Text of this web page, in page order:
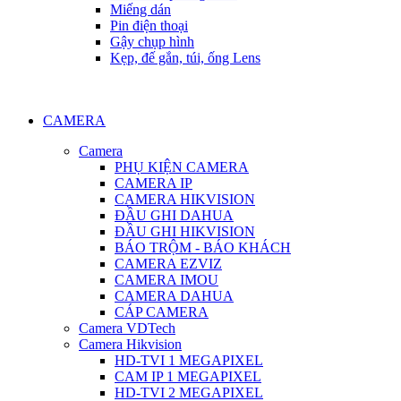
Miếng dán
Pin điện thoại
Gậy chụp hình
Kẹp, đế gắn, túi, ống Lens
CAMERA
Camera
PHỤ KIỆN CAMERA
CAMERA IP
CAMERA HIKVISION
ĐẦU GHI DAHUA
ĐẦU GHI HIKVISION
BÁO TRỘM - BÁO KHÁCH
CAMERA EZVIZ
CAMERA IMOU
CAMERA DAHUA
CÁP CAMERA
Camera VDTech
Camera Hikvision
HD-TVI 1 MEGAPIXEL
CAM IP 1 MEGAPIXEL
HD-TVI 2 MEGAPIXEL